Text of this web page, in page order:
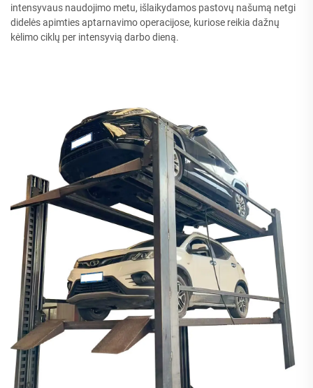
intensyvaus naudojimo metu, išlaikydamos pastovų našumą netgi
didelės apimties aptarnavimo operacijose, kuriose reikia dažnų
kėlimo ciklų per intensyvią darbo dieną.